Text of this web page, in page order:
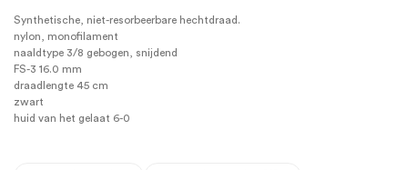
Synthetische, niet-resorbeerbare hechtdraad.
nylon, monofilament
naaldtype 3/8 gebogen, snijdend
FS-3 16.0 mm
draadlengte 45 cm
zwart
huid van het gelaat 6-0